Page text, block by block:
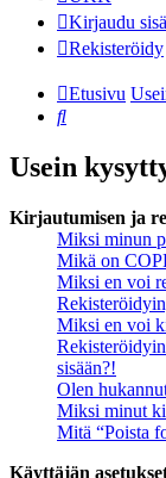
Kirjaudu
Rekisteröidy
Etusivu
Etsi
Usein
Kirjautumisen ja
Miksi minun
Mikä on
Miksi en voi
Miksi en voi
sisään?!
Olen
Miksi minut
Mitä “Poista
Käyttäjän